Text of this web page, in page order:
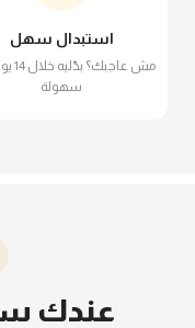
استبدال سهل
مش
سهولة
عندك